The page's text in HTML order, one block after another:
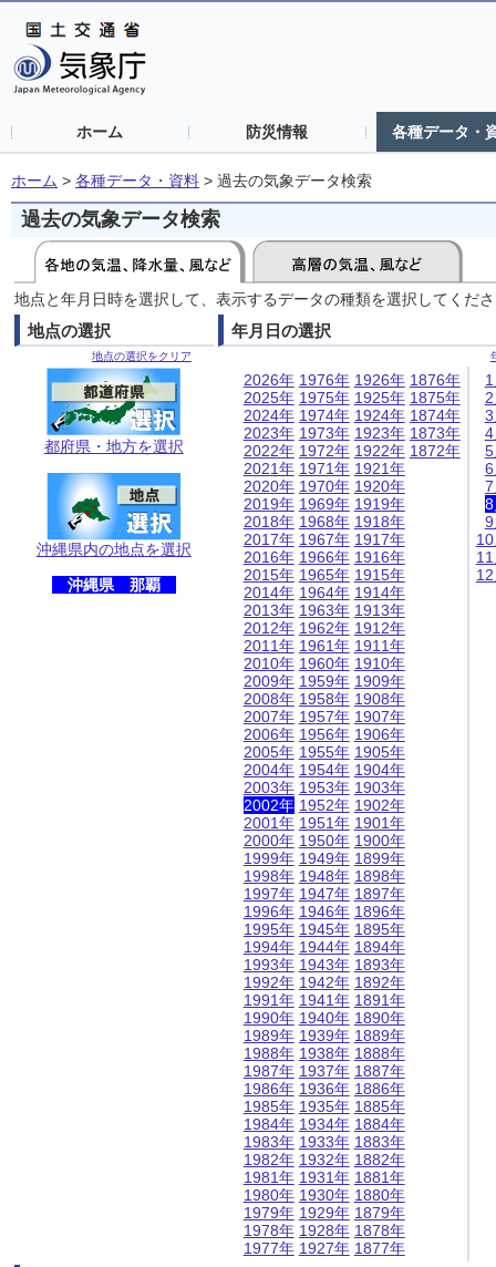
ホーム 防災情報 各種データ・
ホーム > 各種データ・資料 > 過去の気象データ検索
過去の気象データ検索
地点と年月日時を選択して、表示するデータの種類を選択してくだ
地点の選択
地点の選択をクリア
都府県・地方を選択
沖縄県内の地点を選択
沖縄県 那覇
年月日の選択
2026年
2025年
2024年
2023年
2022年
2021年
2020年
2019年
2018年
2017年
2016年
2015年
2014年
2013年
2012年
2011年
2010年
2009年
2008年
2007年
2006年
2005年
2004年
2003年
2002年
2001年
2000年
1999年
1998年
1997年
1996年
1995年
1994年
1993年
1992年
1991年
1990年
1989年
1988年
1987年
1986年
1985年
1984年
1983年
1982年
1981年
1980年
1979年
1978年
1977年
1976年
1975年
1974年
1973年
1972年
1971年
1970年
1969年
1968年
1967年
1966年
1965年
1964年
1963年
1962年
1961年
1960年
1959年
1958年
1957年
1956年
1955年
1954年
1953年
1952年
1951年
1950年
1949年
1948年
1947年
1946年
1945年
1944年
1943年
1942年
1941年
1940年
1939年
1938年
1937年
1936年
1935年
1934年
1933年
1932年
1931年
1930年
1929年
1928年
1927年
1926年
1925年
1924年
1923年
1922年
1921年
1920年
1919年
1918年
1917年
1916年
1915年
1914年
1913年
1912年
1911年
1910年
1909年
1908年
1907年
1906年
1905年
1904年
1903年
1902年
1901年
1900年
1899年
1898年
1897年
1896年
1895年
1894年
1893年
1892年
1891年
1890年
1889年
1888年
1887年
1886年
1885年
1884年
1883年
1882年
1881年
1880年
1879年
1878年
1877年
1876年
1875年
1874年
1873年
1872年